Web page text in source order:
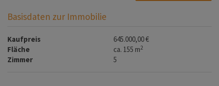
Basisdaten zur Immobilie
Kaufpreis
645.000,00 €
Fläche
ca. 155 m2
Zimmer 5